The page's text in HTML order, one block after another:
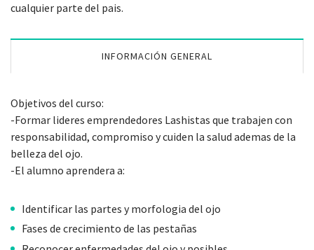
cualquier parte del pais.
INFORMACIÓN GENERAL
Objetivos del curso:
-Formar lideres emprendedores Lashistas que trabajen con
responsabilidad, compromiso y cuiden la salud ademas de la
belleza del ojo.
-El alumno aprendera a:
Identificar las partes y morfologia del ojo
Fases de crecimiento de las pestañas